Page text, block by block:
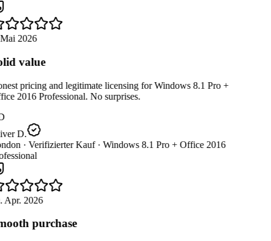
2026
value
pricing and legitimate licensing for Windows 8.1 Pro +
2016 Professional. No surprises.
D.
· Verifizierter Kauf · Windows 8.1 Pro + Office 2016
Apr. 2026
purchase